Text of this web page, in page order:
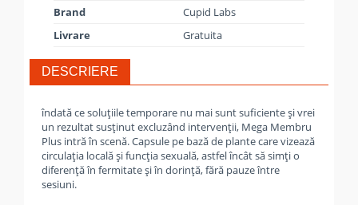
Brand
Cupid Labs
Livrare
Gratuita
DESCRIERE
îndată ce soluțiile temporare nu mai sunt suficiente și vrei
un rezultat susținut excluzând intervenții, Mega Membru
Plus intră în scenă. Capsule pe bază de plante care vizează
circulația locală și funcția sexuală, astfel încât să simți o
diferență în fermitate și în dorință, fără pauze între
sesiuni.